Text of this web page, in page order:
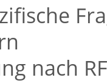
nach